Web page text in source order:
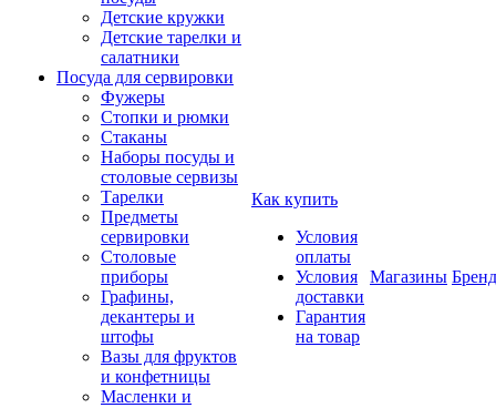
Детские кружки
Детские тарелки и
салатники
Посуда для сервировки
Фужеры
Стопки и рюмки
Стаканы
Наборы посуды и
столовые сервизы
Тарелки
Предметы
сервировки
Столовые
приборы
Графины,
декантеры и
штофы
Вазы для фруктов
и конфетницы
Масленки и
Как купить
Условия
оплаты
Условия
доставки
Гарантия
на товар
Магазины